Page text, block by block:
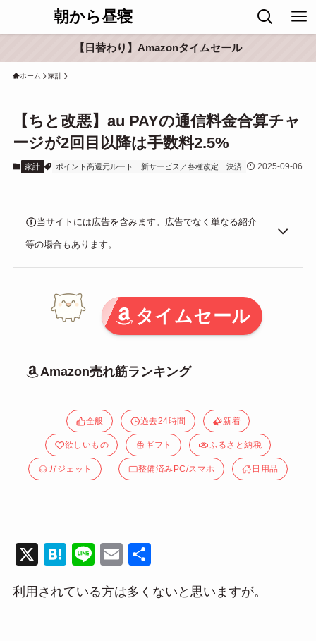
朝から昼寝
【日替わり】Amazonタイムセール
ホーム 家計
【ちと改悪】au PAYの通信料金合算チャ
ージが2回目以降は手数料2.5%
家計 ポイント高還元ルート 新サービス／各種改定 決済 2025-09-06
当サイトには広告を含みます。広告でなく単なる紹介
等の場合もあります。
タイムセール
Amazon売れ筋ランキング
全般 過去24時間 新着
欲しいもの ギフト ふるさと納税
ガジェット 整備済みPC/スマホ 日用品
X
H
e
Li
e
E
ail
利用されている方は多くないと思いますが。